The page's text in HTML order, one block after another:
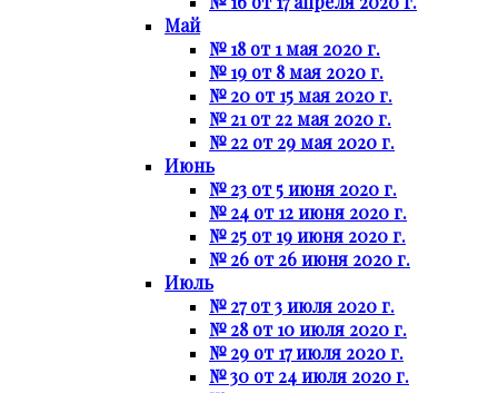
Май
№ 18 от 1 мая 2020 г.
№ 19 от 8 мая 2020 г.
№ 20 от 15 мая 2020 г.
№ 21 от 22 мая 2020 г.
№ 22 от 29 мая 2020 г.
Июнь
№ 23 от 5 июня 2020 г.
№ 24 от 12 июня 2020 г.
№ 25 от 19 июня 2020 г.
№ 26 от 26 июня 2020 г.
Июль
№ 27 от 3 июля 2020 г.
№ 28 от 10 июля 2020 г.
№ 29 от 17 июля 2020 г.
№ 30 от 24 июля 2020 г.